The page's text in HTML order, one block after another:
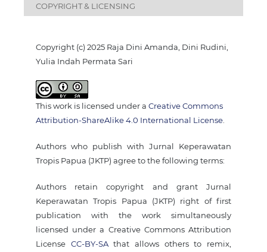
COPYRIGHT & LICENSING
Copyright (c) 2025 Raja Dini Amanda, Dini Rudini,
Yulia Indah Permata Sari
This work is licensed under a Creative Commons
Attribution-ShareAlike 4.0 International License
Authors who publish with Jurnal Keperawatan
Tropis Papua (JKTP) agree to the following terms:
Authors retain copyright and grant Jurnal
Keperawatan Tropis Papua (JKTP) right of first
publication with the work simultaneously
licensed under a Creative Commons Attribution
License CC-BY-SAthat allows others to remix,